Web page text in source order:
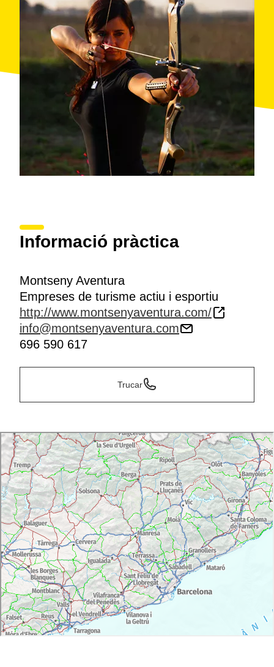
Informació pràctica
Montseny Aventura
Empreses de turisme actiu i esportiu
http://www.montsenyaventura.com/
info@montsenyaventura.com
696 590 617
Trucar